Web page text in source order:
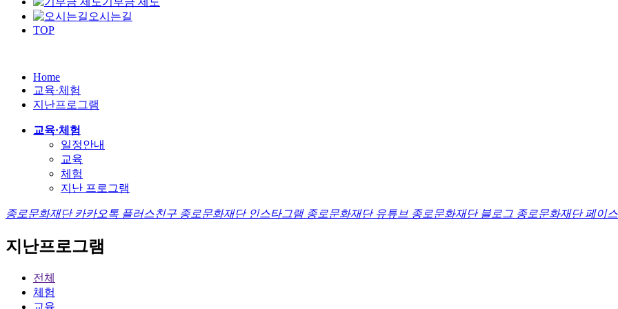
오시는길
TOP
Home
교육·체험
지난프로그램
교육·체험
일정안내
교육
체험
지난 프로그램
종로문화재단 카카오톡 플러스친구 종로문화재단 인스타그램 종로문화재단 유튜브 종로문화재단 블로그 종로문화재단 페이
지난프로그램
전체
체험
교육